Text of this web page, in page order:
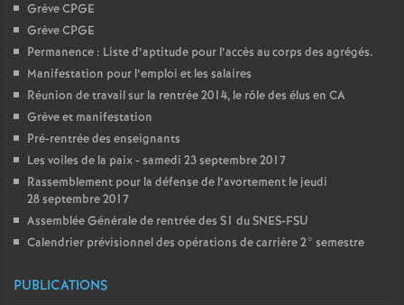
Grève CPGE
Grève CPGE
Permanence : Liste d’aptitude pour l’accès au corps des agrégés.
Manifestation pour l’emploi et les salaires
Réunion de travail sur la rentrée 2014, le rôle des élus en CA
Grève et manifestation
Pré-rentrée des enseignants
Les voiles de la paix - samedi 23 septembre 2017
Rassemblement pour la défense de l’avortement le jeudi
28 septembre 2017
Assemblée Générale de rentrée des S1 du SNES-FSU
Calendrier prévisionnel des opérations de carrière 2° semestre
PUBLICATIONS